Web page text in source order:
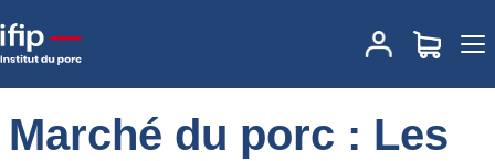
Accueil Actualités des marchés
Marché du
porc : Les cours européens restent stables en mai
Marché du porc : Les